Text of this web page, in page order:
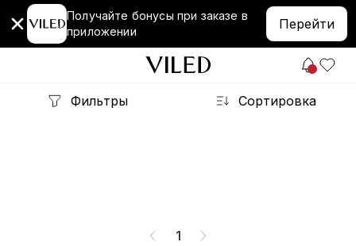
Получайте бонусы при заказе в
приложении
Перейти
Фильтры Сортировка
1